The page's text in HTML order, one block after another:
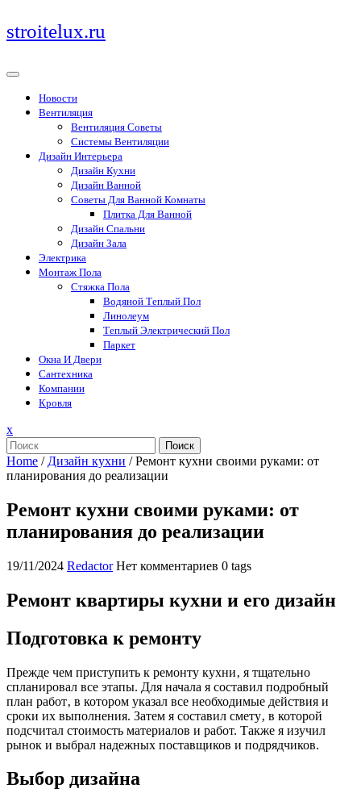
Перейти
к
stroitelux.ru
Новости
Вентиляция
Вентиляция Советы
Системы Вентиляции
Дизайн Интерьера
Дизайн Кухни
Дизайн Ванной
Советы Для Ванной Комнаты
Плитка Для Ванной
Дизайн Спальни
Дизайн Зала
Электрика
Монтаж Пола
Стяжка Пола
Водяной Теплый Пол
Линолеум
Теплый Электрический Пол
Паркет
Окна И Двери
Сантехника
Компании
Кровля
xЗакрыть
меню
Поиск
Home / Дизайн кухни /Ремонт кухни своими руками: от
планирования до реализации
Ремонт кухни своими руками: от
планирования до реализации
19/11/2024 Redactor Нет комментариев 0 tags
Ремонт квартиры кухни и его дизайн
Подготовка к ремонту
Прежде чем приступить к ремонту кухни‚ я тщательно
спланировал все этапы. Для начала я составил подробный
план работ‚ в котором указал все необходимые действия и
сроки их выполнения. Затем я составил смету‚ в которой
подсчитал стоимость материалов и работ. Также я изучил
рынок и выбрал надежных поставщиков и подрядчиков.
Выбор дизайна